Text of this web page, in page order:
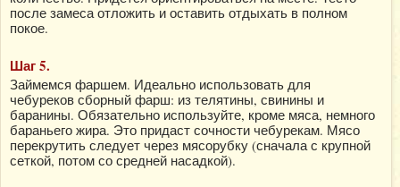
после замеса отложить и оставить отдыхать в полном
покое.
Шаг 5.
Займемся фаршем. Идеально использовать для
чебуреков сборный фарш: из телятины, свинины и
баранины. Обязательно используйте, кроме мяса, немного
бараньего жира. Это придаст сочности чебурекам. Мясо
перекрутить следует через мясорубку (сначала с крупной
сеткой, потом со средней насадкой).